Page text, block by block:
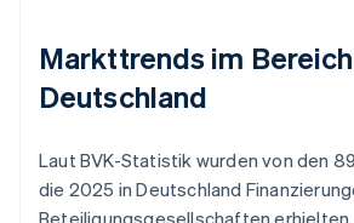
Markttrends im
Deutschland
Laut BVK-Statistik wurden von den
die 2025 in Deutschland